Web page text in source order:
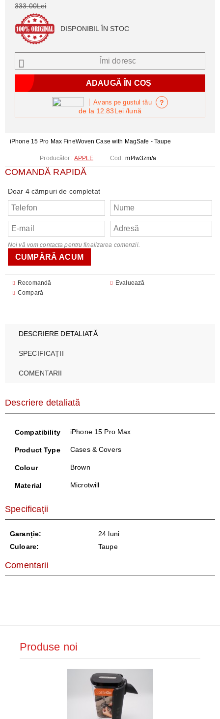
iPhone 15 Pro Max FineWoven Case with MagSafe - Taupe
Producător: APPLE Cod: mt4w3zm/a
COMANDĂ RAPIDĂ
Doar 4 câmpuri de completat
Noi vă vom contacta pentru finalizarea comenzii.
Recomandă
Evaluează
Compară
333.00Lei
DISPONIBIL ÎN STOC
Îmi doresc
de la 12.83Lei/lună
Avans pe gustul tău ?
DESCRIERE DETALIATĂ
SPECIFICAȚII
COMENTARII
Descriere detaliată
Compatibility iPhone 15 Pro Max
Product Type Cases & Covers
Colour Brown
Material Microtwill
Specificații
Garanție:
24 luni
Culoare:
Taupe
Comentarii
Produse noi